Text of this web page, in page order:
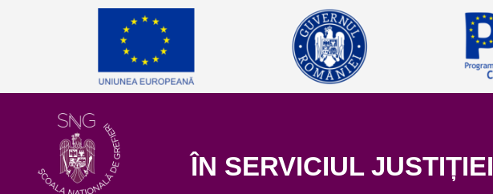
ÎN SERVICIUL JUSTIȚIEI